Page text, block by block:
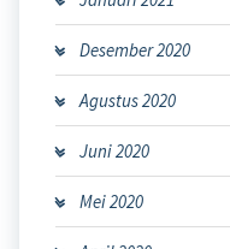
Desember 2020
Agustus 2020
Juni 2020
Mei 2020